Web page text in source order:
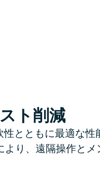
ト削減
とともに最適な性
り、遠隔操作と